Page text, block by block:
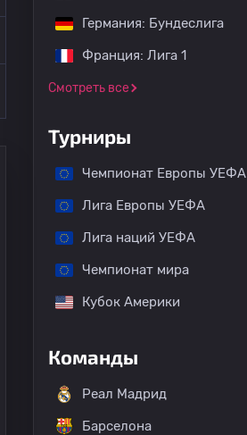
матчи
Германия: Бундеслига
Франция: Лига 1
Смотреть все
Турниры
Чемпионат Европы УЕФА
Лига Европы УЕФА
Лига наций УЕФА
Чемпионат мира
Кубок Америки
Команды
Реал Мадрид
Барселона